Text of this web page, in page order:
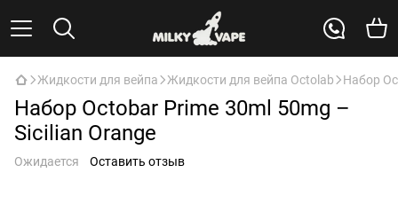
Жидкости для вейпа Жидкости для вейпа Octolab Набор
Набор Octobar Prime 30ml 50mg –
Sicilian Orange
Ожидается Оставить отзыв